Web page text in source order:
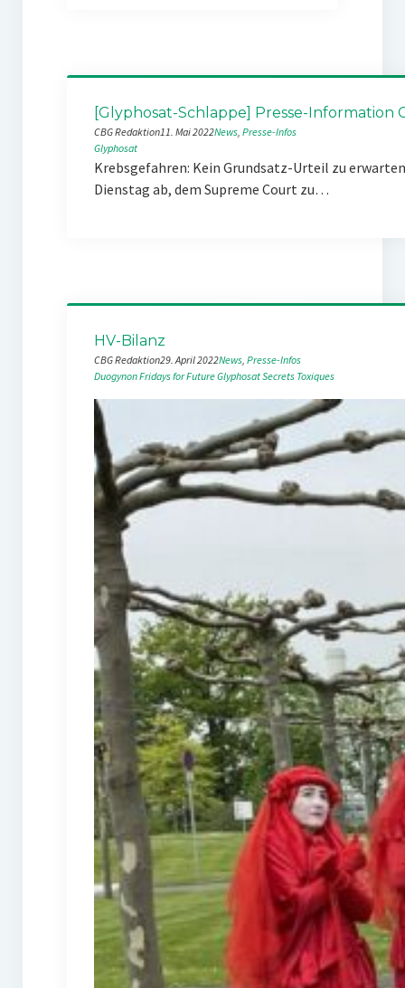
[Glyphosat-Schlappe] Presse-Information
CBG Redaktion11. Mai 2022News, Presse-Infos
Glyphosat
Krebsgefahren: Kein Grundsatz-Urteil zu
Dienstag ab, dem Supreme Court zu…
HV-Bilanz
CBG Redaktion29. April 2022News, Presse-Infos
DuogynonFridays for FutureGlyphosatSecrets Toxiques